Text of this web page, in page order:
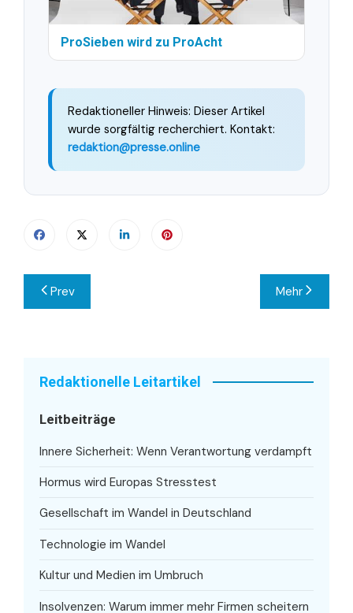
ProSieben wird zu ProAcht
Redaktioneller Hinweis: Dieser Artikel
wurde sorgfältig recherchiert. Kontakt:
redaktion@presse.online
Beitragsnavigation
Prev Mehr
Redaktionelle Leitartikel
Leitbeiträge
Innere Sicherheit: Wenn Verantwortung verdampft
Hormus wird Europas Stresstest
Gesellschaft im Wandel in Deutschland
Technologie im Wandel
Kultur und Medien im Umbruch
Insolvenzen: Warum immer mehr Firmen scheitern